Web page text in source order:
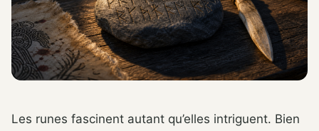
Les runes fascinent autant qu’elles intriguent. Bien